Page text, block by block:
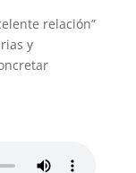
relación”
y